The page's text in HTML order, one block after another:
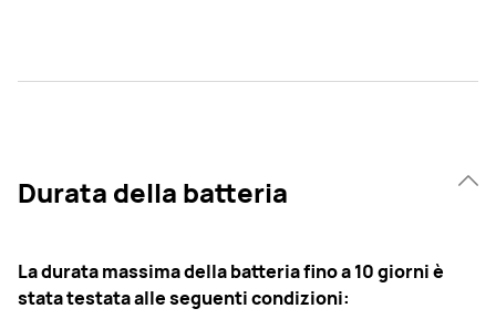
Durata della batteria
La durata massima della batteria fino a 10 giorni è
stata testata alle seguenti condizioni: